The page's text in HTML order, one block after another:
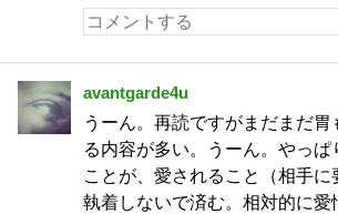
avantgarde4u
うーん。再読ですがまだまだ
る内容が多い。うーん。やっぱ
ことが、愛されること（相手に
執着しないで済む。相対的に愛